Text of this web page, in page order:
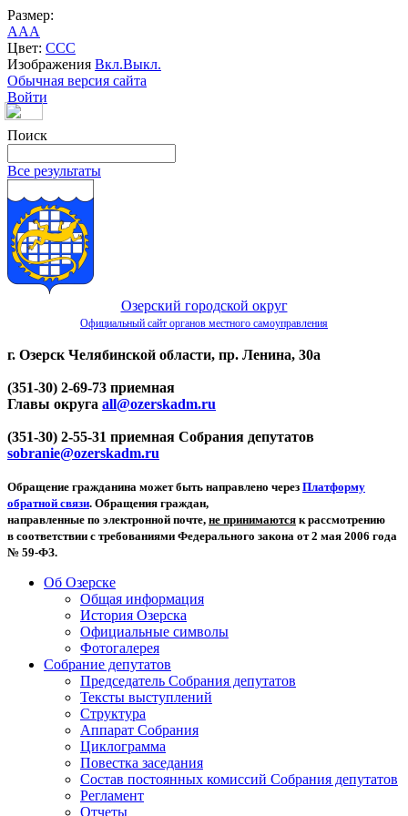
Размер:
AAA
Цвет: CCC
Изображения Вкл.Выкл.
Обычная версия сайта
Войти
Поиск
Все результаты
Озерский городской округ
Официальный сайт органов местного самоуправления
г. Озерск Челябинской области, пр. Ленина, 30а
(351-30) 2-69-73 приемная
Главы округа all@ozerskadm.ru
(351-30) 2-55-31 приемная Собрания депутатов
sobranie@ozerskadm.ru
Обращение гражданина может быть направлено через Платформу
обратной связи. Обращения граждан,
направленные по электронной почте, не принимаются к рассмотрению
в соответствии с требованиями Федерального закона от 2 мая 2006 года
№ 59-ФЗ.
Об Озерске
Общая информация
История Озерска
Официальные символы
Фотогалерея
Собрание депутатов
Председатель Собрания депутатов
Тексты выступлений
Структура
Аппарат Собрания
Циклограмма
Повестка заседания
Состав постоянных комиссий Собрания депутатов
Регламент
Отчеты